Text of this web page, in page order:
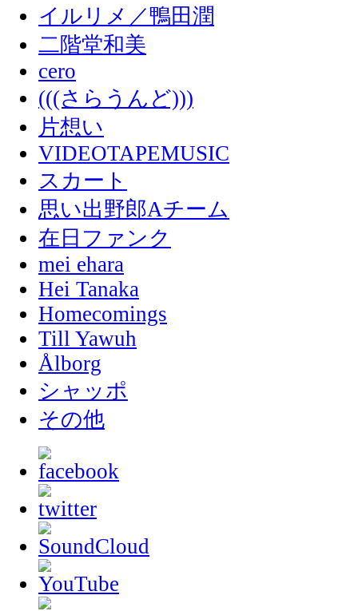
イルリメ／鴨田潤
二階堂和美
cero
(((さらうんど)))
片想い
VIDEOTAPEMUSIC
スカート
思い出野郎Aチーム
在日ファンク
mei ehara
Hei Tanaka
Homecomings
Till Yawuh
Ålborg
シャッポ
その他